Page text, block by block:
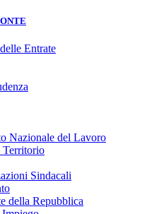
Entrate
Nazionale del Lavoro
Territorio
Sindacali
della Repubblica